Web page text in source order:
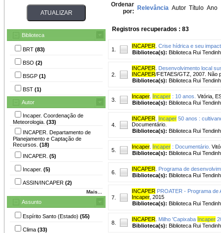
Biblioteca
BRT (83)
BSO (2)
BSGP (1)
BST (1)
Autor
Incaper. Coordenação de
Meteorologia. (33)
INCAPER. Departamento de
Planejamento e Captação de
Recursos. (18)
INCAPER. (5)
Incaper. (5)
ASSIN/INCAPER (2)
Mais...
Assunto
Espírito Santo (Estado) (55)
Clima (33)
Ordenar
por: Relevância Autor Título Ano
Registros recuperados : 83
1.
INCAPER Crise hídrica e seu
Biblioteca(s): Biblioteca Rui
2.
INCAPER Desenvolvimento local
INCAPER/FETAES/GTZ, 2007. Não
Biblioteca(s): Biblioteca Rui
3.
Incaper. Incaper : 10 anos. Vitória,
Biblioteca(s): Biblioteca Rui
4.
INCAPER Incaper 50 anos :
Documentário.
Biblioteca(s): Biblioteca Rui
5.
Incaper. Incaper : Documentário.
Biblioteca(s): Biblioteca Rui
6.
INCAPER Programa de
Biblioteca(s): Biblioteca Rui
7.
INCAPER PROATER - Programa
Incaper, 2015
Biblioteca(s): Biblioteca Rui
8.
INCAPER Milho 'Capixaba Incaper
Biblioteca(s): Biblioteca Rui